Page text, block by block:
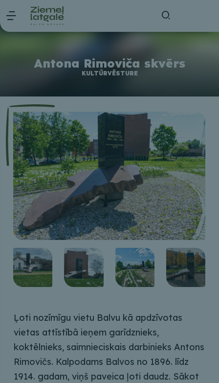
Antona Rimoviča skvērs
KULTŪRVĒSTURE
Ļoti nozīmīgu vietu Balvu kā apdzīvotas
vietas attīstībā ieņem garīdznieks,
koktēlnieks, saimnieciskais darbinieks Antons
Rimovičs. Kalpodams Balvos no 1896. līdz
1914. gadam, viņš paveica ļoti daudz. Sākot